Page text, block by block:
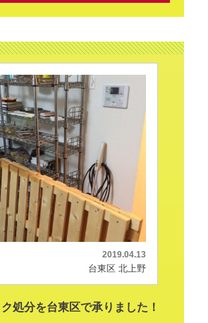
2019.04.13
台東区 北上野
処分を台東区で承りました！